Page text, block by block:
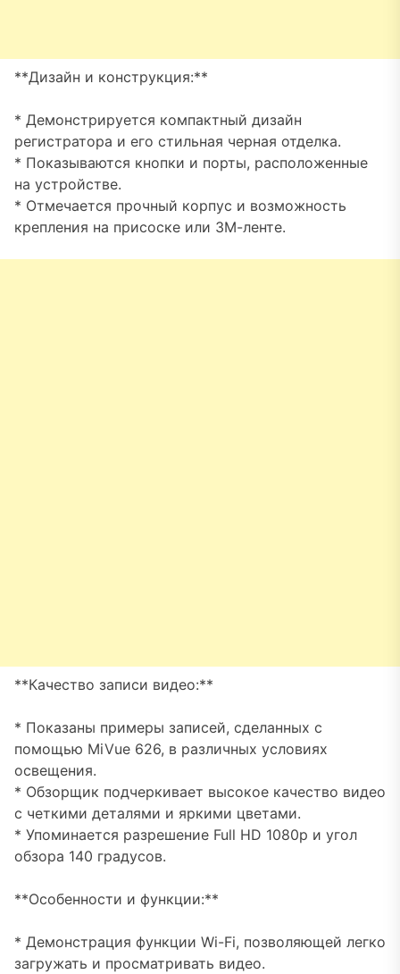
**Дизайн и конструкция:**
* Демонстрируется компактный дизайн
регистратора и его стильная черная отделка.
* Показываются кнопки и порты, расположенные
на устройстве.
* Отмечается прочный корпус и возможность
крепления на присоске или 3М-ленте.
**Качество записи видео:**
* Показаны примеры записей, сделанных с
помощью MiVue 626, в различных условиях
освещения.
* Обзорщик подчеркивает высокое качество видео
с четкими деталями и яркими цветами.
* Упоминается разрешение Full HD 1080p и угол
обзора 140 градусов.
**Особенности и функции:**
* Демонстрация функции Wi-Fi, позволяющей легко
загружать и просматривать видео.